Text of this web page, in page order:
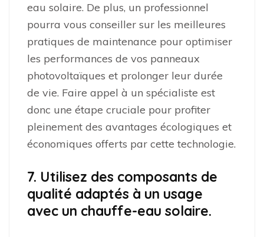
eau solaire. De plus, un professionnel
pourra vous conseiller sur les meilleures
pratiques de maintenance pour optimiser
les performances de vos panneaux
photovoltaïques et prolonger leur durée
de vie. Faire appel à un spécialiste est
donc une étape cruciale pour profiter
pleinement des avantages écologiques et
économiques offerts par cette technologie.
7. Utilisez des composants de
qualité adaptés à un usage
avec un chauffe-eau solaire.